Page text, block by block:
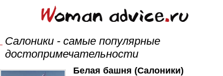
Салоники - самые популярные
достопримечательности
Белая башня (Салоники)